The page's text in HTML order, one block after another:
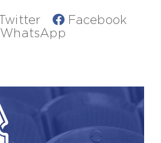
Twitter
Facebook
WhatsApp